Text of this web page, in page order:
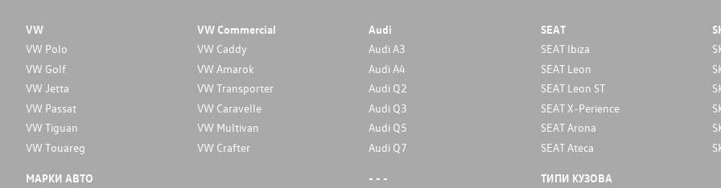
VW
VW Polo
VW Golf
VW Jetta
VW Passat
VW Tiguan
VW Touareg
VW Commercial
VW Caddy
VW Amarok
VW Transporter
VW Caravelle
VW Multivan
VW Crafter
Audi
Audi A3
Audi A4
Audi Q2
Audi Q3
Audi Q5
Audi Q7
SEAT
SEAT Ibiza
SEAT Leon
SEAT Leon ST
SEAT X-Perience
SEAT Arona
SEAT Ateca
МАРКИ АВТО - - - ТИПИ КУЗОВА